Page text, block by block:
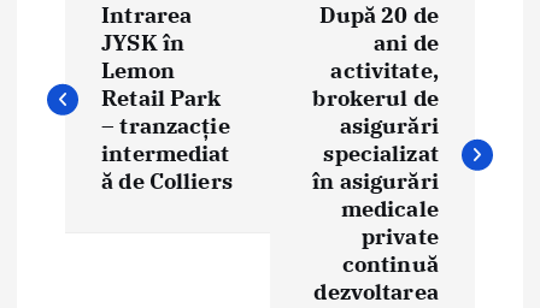
v
Intrarea
JYSK în
Lemon
Retail Park
– tranzacție
intermediat
ă de Colliers
După 20 de
ani de
activitate,
brokerul de
asigurări
specializat
în asigurări
medicale
private
continuă
dezvoltarea